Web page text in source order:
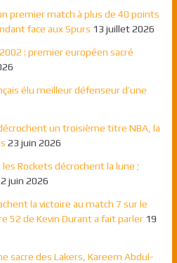
premier match à plus de 40 points
face aux Spurs 13 juillet 2026
: premier européen sacré
élu meilleur défenseur d’une
un troisième titre NBA, la
23 juin 2026
Rockets décrochent la lune ;
juin 2026
la victoire au match 7 sur le
52 de Kevin Durant a fait parler 19
sacre des Lakers, Kareem Abdul-